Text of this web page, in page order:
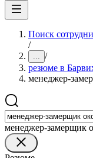
Поиск
/
... /
резюме в
менеджер-
менеджер-замерщик